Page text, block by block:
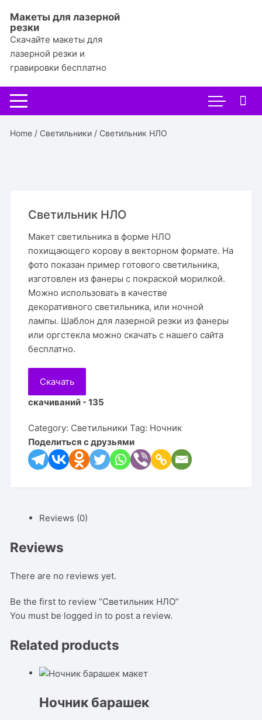
содержимому
Макеты для лазерной
резки
Скачайте макеты для
лазерной резки и
гравировки бесплатно
Home / Светильники / Светильник НЛО
Светильник НЛО
Макет светильника в форме НЛО
похищающего корову в векторном формате. На
фото показан пример готового светильника,
изготовлен из фанеры с покраской морилкой.
Можно использовать в качестве
декоративного светильника, или ночной
лампы. Шаблон для лазерной резки из фанеры
или оргстекла можно скачать с нашего сайта
бесплатно.
Скачать
скачиваний - 135
Category: Светильники Tag: Ночник
Поделиться с друзьями
Reviews (0)
Reviews
There are no reviews yet.
Be the first to review “Светильник НЛО”
You must be logged in to post a review.
Related products
Ночник барашек